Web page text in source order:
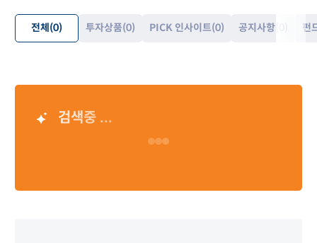
전체 (0) 투자상품(0) PICK 인사이트(0) 공지사항 펀
검색중 ...
Loading…